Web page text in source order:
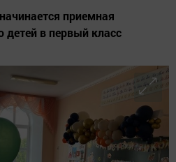
приемная
детей в первый класс